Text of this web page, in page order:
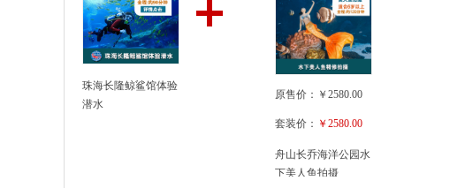
珠海长隆鲸鲨馆体验
潜水
原售价： ￥ 2580.00
套装价： ￥ 2580.00
舟山长乔海洋公园水
下美人鱼拍摄